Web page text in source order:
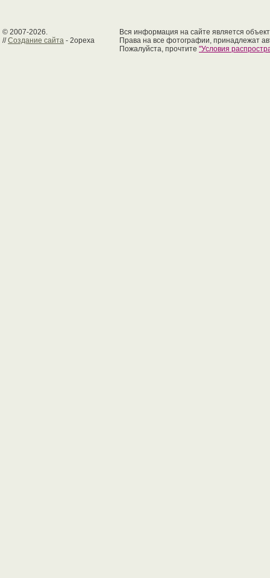
© 2007-2026.
//Создание сайта - 2opexa
Вся информация на сайте является
Права на все фотографии, принадлежат
Пожалуйста, прочтите "Условия